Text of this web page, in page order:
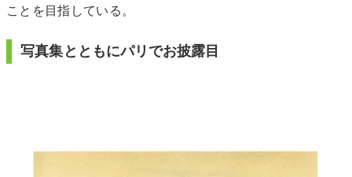
ことを目指している。
写真集とともにパリでお披露目